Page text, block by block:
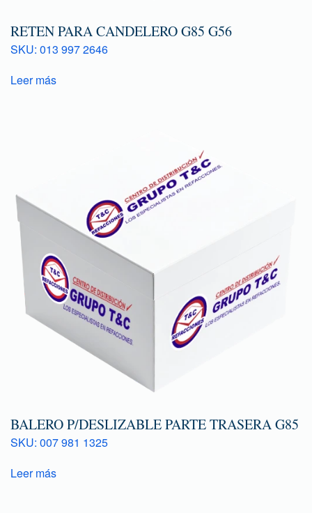
RETEN PARA CANDELERO G85 G56
SKU: 013 997 2646
Leer más
BALERO P/DESLIZABLE PARTE TRASERA G85
SKU: 007 981 1325
Leer más